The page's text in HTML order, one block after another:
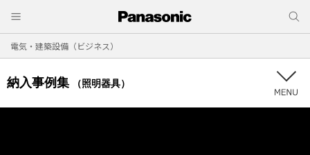
電気・建築設備（ビジネス）
納入事例集 （照明器具）